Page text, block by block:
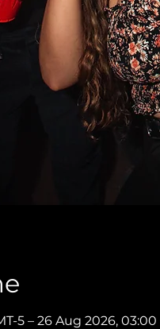
5 – 26 Aug 2026, 03:00